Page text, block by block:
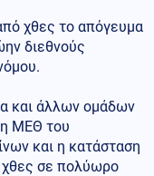
χθες το απόγευμα
διεθνούς
και άλλων ομάδων
ΜΕΘ του
και η κατάσταση
χθες σε πολύωρο